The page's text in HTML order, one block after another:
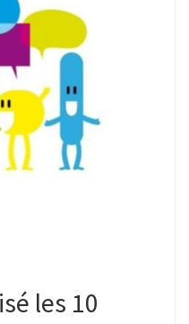
les 10